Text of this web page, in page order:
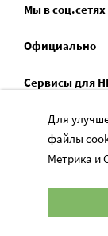
Мы в соц.сетях
Официально
Сервисы для
Спецпроекты
Социальное
Для
файлы
Метрика и